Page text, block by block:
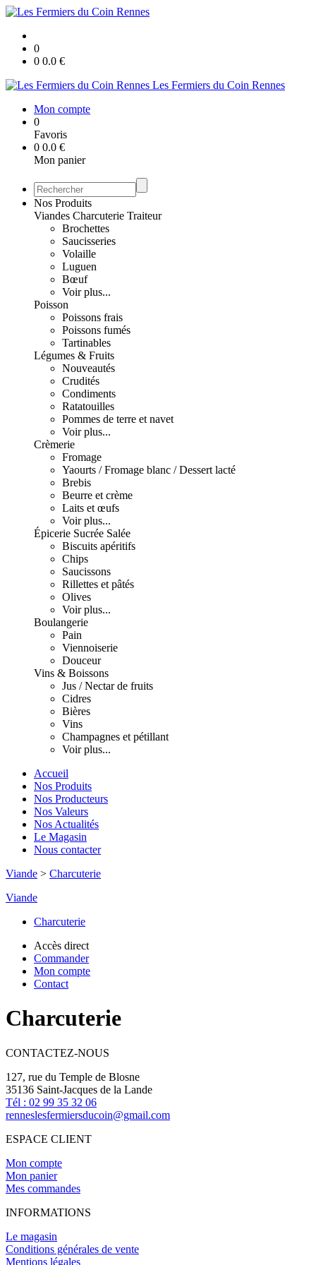
0
0 0.0 €
Les Fermiers du Coin Rennes
Mon compte
0
Favoris
0 0.0 €
Mon panier
Nos Produits
Viandes Charcuterie Traiteur
Brochettes
Saucisseries
Volaille
Luguen
Bœuf
Voir plus...
Poisson
Poissons frais
Poissons fumés
Tartinables
Légumes & Fruits
Nouveautés
Crudités
Condiments
Ratatouilles
Pommes de terre et navet
Voir plus...
Crèmerie
Fromage
Yaourts / Fromage blanc / Dessert lacté
Brebis
Beurre et crème
Laits et œufs
Voir plus...
Épicerie Sucrée Salée
Biscuits apéritifs
Chips
Saucissons
Rillettes et pâtés
Olives
Voir plus...
Boulangerie
Pain
Viennoiserie
Douceur
Vins & Boissons
Jus / Nectar de fruits
Cidres
Bières
Vins
Champagnes et pétillant
Voir plus...
Accueil
Nos Produits
Nos Producteurs
Nos Valeurs
Nos Actualités
Le Magasin
Nous contacter
Viande > Charcuterie
Viande
Charcuterie
Accès direct
Commander
Mon compte
Contact
Charcuterie
CONTACTEZ-NOUS
127, rue du Temple de Blosne
35136 Saint-Jacques de la Lande
Tél : 02 99 35 32 06
renneslesfermiersducoin@gmail.com
ESPACE CLIENT
Mon compte
Mon panier
Mes commandes
INFORMATIONS
Le magasin
Conditions générales de vente
Mentions légales